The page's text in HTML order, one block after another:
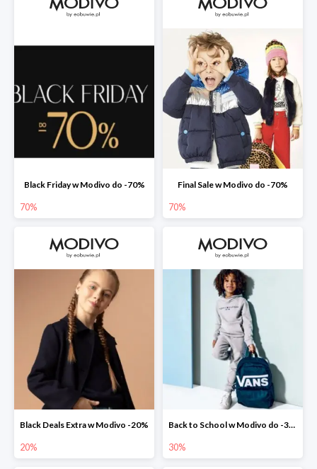
Black Friday w Modivo do -70%
70%
Final Sale w Modivo do -70%
70%
Black Deals Extra w Modivo -20%
20%
Back to School w Modivo do -30%
30%